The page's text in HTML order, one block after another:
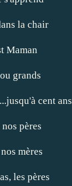
la chair
Maman
grands
cent ans
pères
mères
les pères